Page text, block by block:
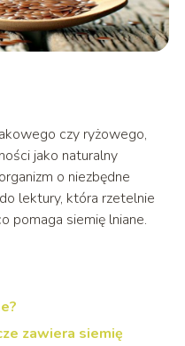
czy ryżowego,
jako naturalny
o niezbędne
lektury, która rzetelnie
pomaga siemię lniane.
zawiera siemię